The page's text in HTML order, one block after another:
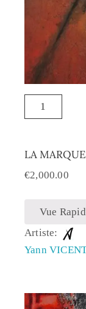
LA
€2,000.00
Vue
Artiste:
Yann